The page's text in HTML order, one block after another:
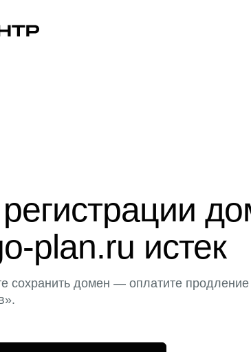
plan.ru истек
сохранить домен — оплатите